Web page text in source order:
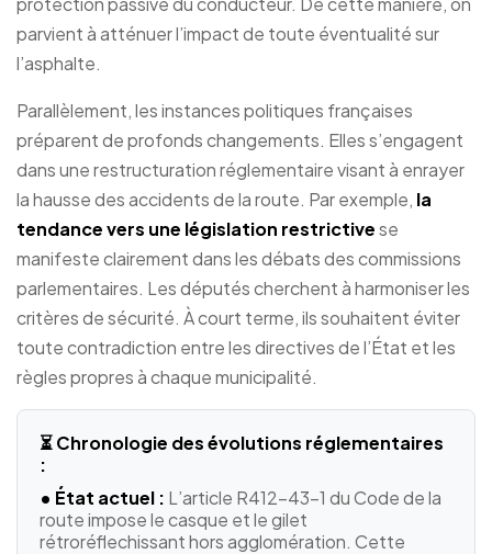
parvient à atténuer l’impact de toute éventualité sur
l’asphalte.
Parallèlement, les instances politiques françaises
préparent de profonds changements. Elles s’engagent
dans une restructuration réglementaire visant à enrayer
la hausse des accidents de la route. Par exemple, la
tendance vers une législation restrictivese
manifeste clairement dans les débats des commissions
parlementaires. Les députés cherchent à harmoniser les
critères de sécurité. À court terme, ils souhaitent éviter
toute contradiction entre les directives de l’État et les
règles propres à chaque municipalité.
⏳ Chronologie des évolutions réglementaires
:
• État actuel : L’article R412-43-1 du Code de la
route impose le casque et le gilet
rétroréflechissant hors agglomération. Cette